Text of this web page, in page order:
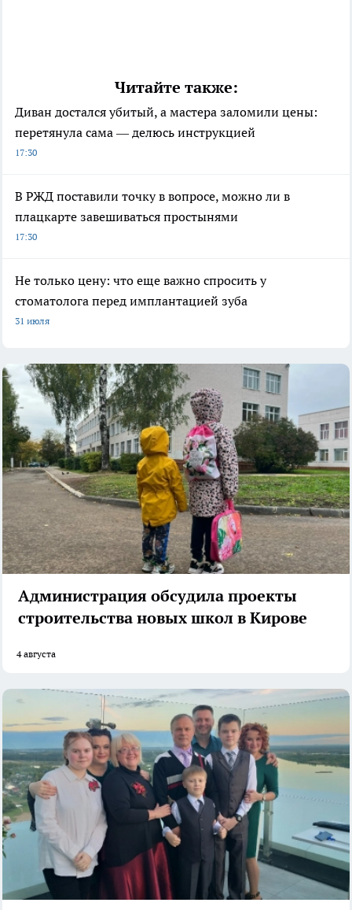
Читайте также:
Диван достался убитый, а мастера заломили цены:
перетянула сама — делюсь инструкцией
17:30
В РЖД поставили точку в вопросе, можно ли в
плацкарте завешиваться простынями
17:30
Не только цену: что еще важно спросить у
стоматолога перед имплантацией зуба
31 июля
Администрация обсудила проекты
строительства новых школ в Кирове
4 августа